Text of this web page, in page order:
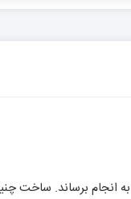
به انجام برساند.